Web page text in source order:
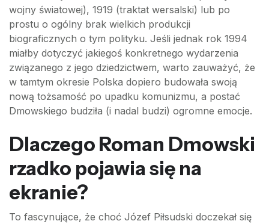
wojny światowej), 1919 (traktat wersalski) lub po
prostu o ogólny brak wielkich produkcji
biograficznych o tym polityku. Jeśli jednak rok 1994
miałby dotyczyć jakiegoś konkretnego wydarzenia
związanego z jego dziedzictwem, warto zauważyć, że
w tamtym okresie Polska dopiero budowała swoją
nową tożsamość po upadku komunizmu, a postać
Dmowskiego budziła (i nadal budzi) ogromne emocje.
Dlaczego Roman Dmowski
rzadko pojawia się na
ekranie?
To fascynujące, że choć Józef Piłsudski doczekał się